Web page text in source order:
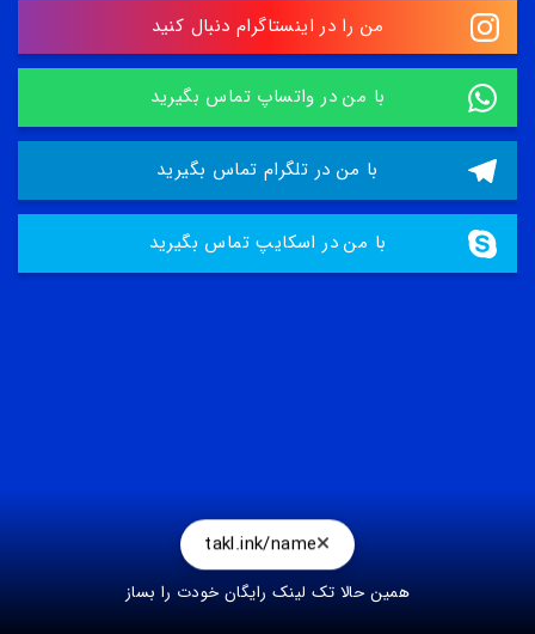
من را در اینستاگرام دنبال کنید
با من در واتساپ تماس بگیرید
با من در تلگرام تماس بگیرید
با من در اسکایپ تماس بگیرید
takl.ink/name
همین حالا تک لینک رایگان خودت را بساز